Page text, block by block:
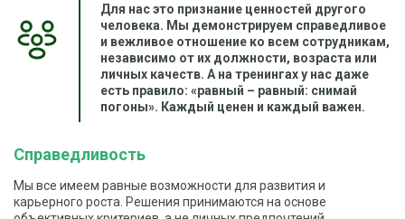
Для нас это признание ценностей другого
человека. Мы демонстрируем справедливое
и вежливое отношение ко всем сотрудникам,
независимо от их должности, возраста или
личных качеств. А на тренингах у нас даже
есть правило: «равный – равный: снимай
погоны». Каждый ценен и каждый важен.
Справедливость
Мы все имеем равные возможности для развития и
карьерного роста. Решения принимаются на основе